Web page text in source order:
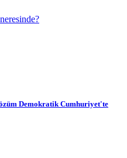
Demokratik Cumhuriyet'te